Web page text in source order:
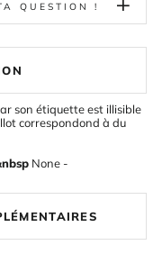
QUESTION !
son étiquette est illisible
correspondond à du
None -